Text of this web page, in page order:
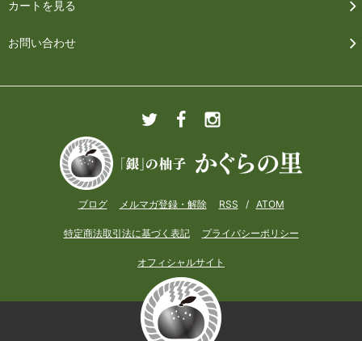
カートを見る
お問い合わせ
ブログ メルマガ登録・解除 RSS / ATOM
特定商法取引法に基づく表記 プライバシーポリシー
オフィシャルサイト